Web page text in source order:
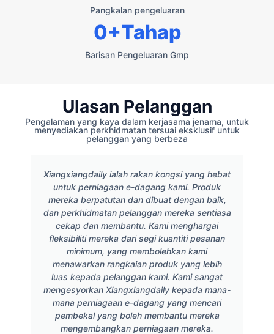
Pangkalan pengeluaran
Barisan Pengeluaran Gmp
0+Tahap
Ulasan Pelanggan
Pengalaman yang kaya dalam kerjasama jenama, untuk
menyediakan perkhidmatan tersuai eksklusif untuk
pelanggan yang berbeza
Xiangxiangdaily ialah rakan kongsi yang hebat
untuk perniagaan e-dagang kami. Produk
mereka berpatutan dan dibuat dengan baik,
dan perkhidmatan pelanggan mereka sentiasa
cekap dan membantu. Kami menghargai
fleksibiliti mereka dari segi kuantiti pesanan
minimum, yang membolehkan kami
menawarkan rangkaian produk yang lebih
luas kepada pelanggan kami. Kami sangat
mengesyorkan Xiangxiangdaily kepada mana-
mana perniagaan e-dagang yang mencari
pembekal yang boleh membantu mereka
mengembangkan perniagaan mereka.